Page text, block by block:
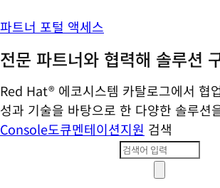
파트너 포털 액세스
전문 파트너와 협력해 솔루션
Red Hat® 에코시스템 카탈로그에서 협
성과 기술을 바탕으로 한 다양한 솔루션
Console도큐멘테이션지원 검색